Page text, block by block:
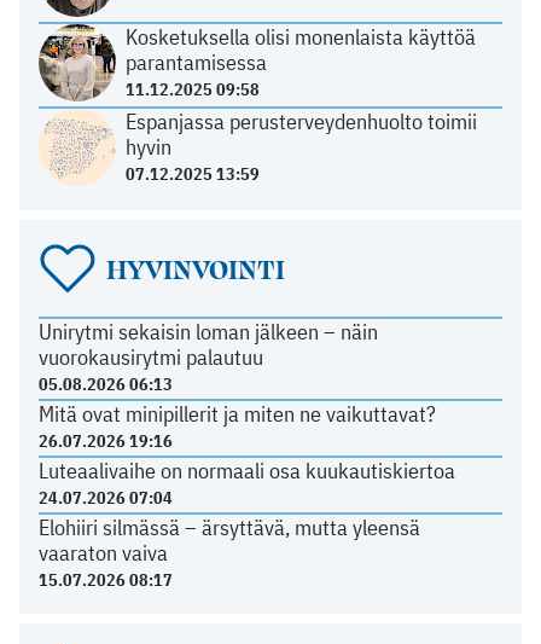
Kosketuksella olisi monenlaista käyttöä
parantamisessa
11.12.2025 09:58
Espanjassa perusterveydenhuolto toimii
hyvin
07.12.2025 13:59
HYVINVOINTI
Unirytmi sekaisin loman jälkeen – näin
vuorokausirytmi palautuu
05.08.2026 06:13
Mitä ovat minipillerit ja miten ne vaikuttavat?
26.07.2026 19:16
Luteaalivaihe on normaali osa kuukautiskiertoa
24.07.2026 07:04
Elohiiri silmässä – ärsyttävä, mutta yleensä
vaaraton vaiva
15.07.2026 08:17